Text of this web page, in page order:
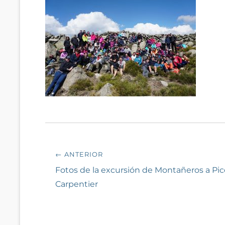
Navegación
de
entradas
← ANTERIOR
Entrada
anterior:
Fotos de la excursión de Montañeros a
Carpentier